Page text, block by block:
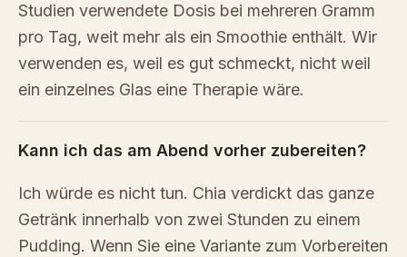
Studien verwendete Dosis bei mehreren Gramm
pro Tag, weit mehr als ein Smoothie enthält. Wir
verwenden es, weil es gut schmeckt, nicht weil
ein einzelnes Glas eine Therapie wäre.
Kann ich das am Abend vorher zubereiten?
Ich würde es nicht tun. Chia verdickt das ganze
Getränk innerhalb von zwei Stunden zu einem
Pudding. Wenn Sie eine Variante zum Vorbereiten